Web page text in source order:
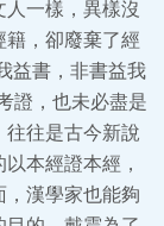
一樣，異樣沒
，卻廢棄了經
益書，非書益我
證，也未必盡是
往是古今新說
本經證本經，
漢學家也能夠